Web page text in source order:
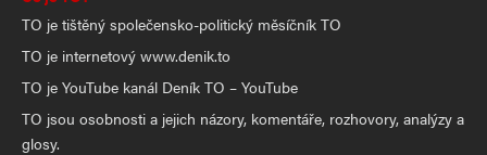
TO je tištěný společensko-politický měsíčník TO
TO je internetový www.denik.to
TO je YouTube kanál Deník TO – YouTube
TO jsou osobnosti a jejich názory, komentáře, rozhovory, analýzy a
glosy.